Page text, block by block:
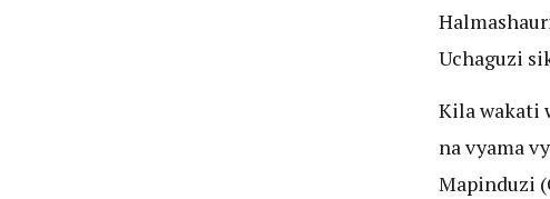
Uchaguzi
Kila wakati
na vyama
Mapinduzi